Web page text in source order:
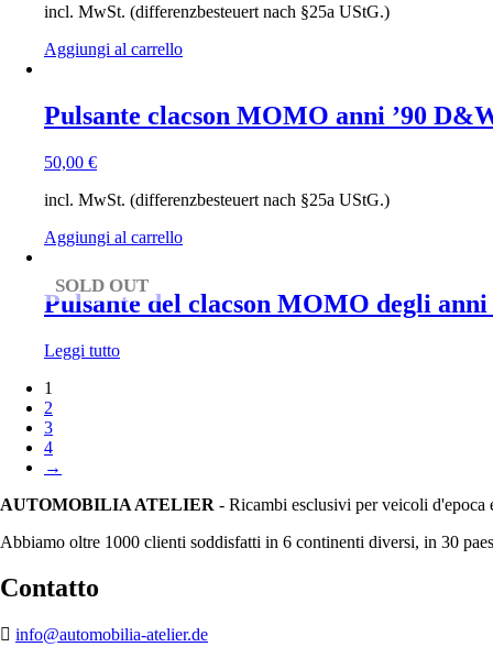
incl. MwSt. (differenzbesteuert nach §25a UStG.)
Aggiungi al carrello
Pulsante clacson MOMO anni ’90
50,00 €
incl. MwSt. (differenzbesteuert nach §25a UStG.)
Aggiungi al carrello
SOLD OUT
Pulsante del clacson MOMO degli anni
Leggi tutto
1
2
3
4
→
AUTOMOBILIA ATELIER - Ricambi esclusivi per veicoli d'epoca
Abbiamo oltre 1000 clienti soddisfatti in 6 continenti diversi, in 30
Contatto
info@automobilia-atelier.de